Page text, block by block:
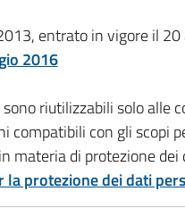
entrato in vigore il
2016
riutilizzabili solo
compatibili con gli scopi
materia di protezione
la protezione dei dati